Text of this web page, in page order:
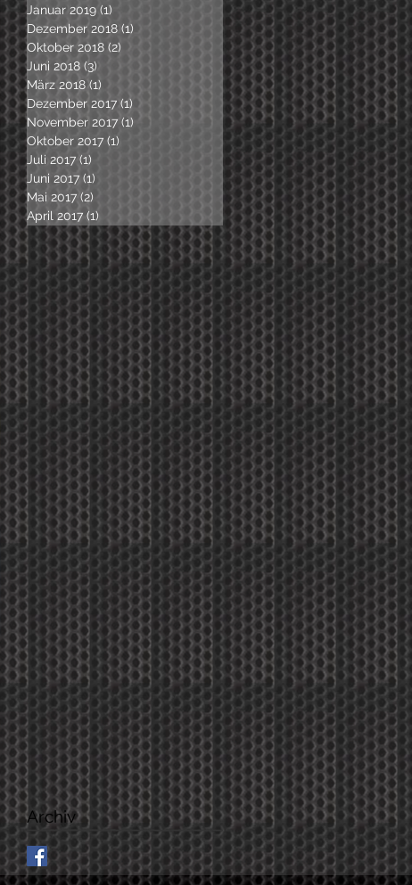
Januar 2019 (1)
Dezember 2018 (1)
Oktober 2018 (2)
Juni 2018 (3)
März 2018 (1)
Dezember 2017 (1)
November 2017 (1) 1 Beitrag
Oktober 2017 (1)
Juli 2017 (1)
Juni 2017 (1)
Mai 2017 (2)
April 2017 (1) 1 Beitrag
Personeller Wechsel am Bass
Nach 28 intensiven, lauten und unvergesslichen
neues Kapitel auf. Unser langjähriges
Wege gehen. Diese Entscheidung ist in
entstanden, getragen von Respekt, Dankbarkeit
Geschichte, die uns niemand nehmen kann. Fast
Märtu ein prägender Teil unserer Band.
Nächte durchlebt, Höhen gefeiert und Tiefen
18. Apr.
Archiv